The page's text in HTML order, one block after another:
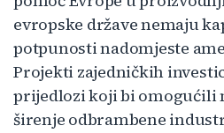
evropske države nemaju
potpunosti nadomjeste
Projekti zajedničkih
prijedlozi koji bi omogućili
širenje odbrambene